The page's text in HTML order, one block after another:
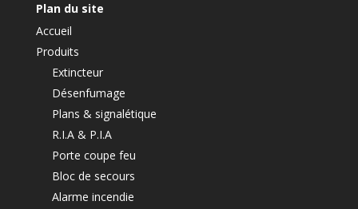
Plan du site
Accueil
Produits
Extincteur
Désenfumage
Plans & signalétique
R.I.A & P.I.A
Porte coupe feu
Bloc de secours
Alarme incendie